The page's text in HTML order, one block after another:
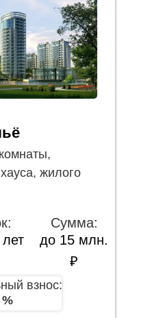
жилого
Сумма:
до 15 млн.
₽
взнос: